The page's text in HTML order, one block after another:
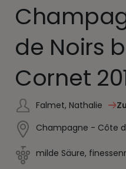
de Noirs
Cornet
Falmet, Nathalie
Champagne - Côte
milde Säure,